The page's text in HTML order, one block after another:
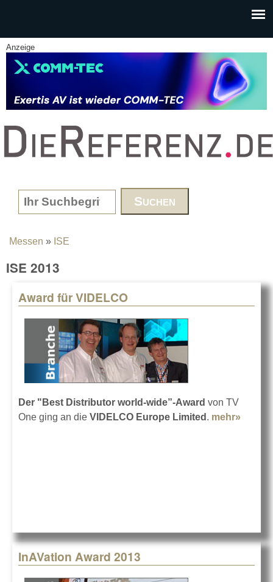
Anzeige
www.DieReferenz.de
Search form
You are here
Messen » ISE
ISE 2013
Award für VIDELCO
Der "Best Distributor world-wide”-Award von TV
One ging an die V IDELCO Europe Limited . mehr»
InAVation Award 2013
Pages